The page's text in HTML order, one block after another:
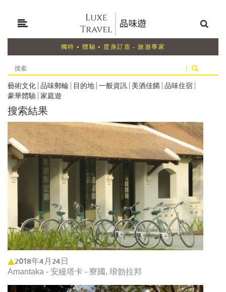
獨特 • 體驗 • 度身訂造 - 旅遊專家
|
藝術文化 | 品味郵輪 | 目的地 | 一般資訊 | 美酒佳餚 | 品味住宿 |
豪華體驗 | 家庭遊
搜索結果
2018年4月24日
Amantaka - 安縵塔卡 - 寮國, 琅勃拉邦